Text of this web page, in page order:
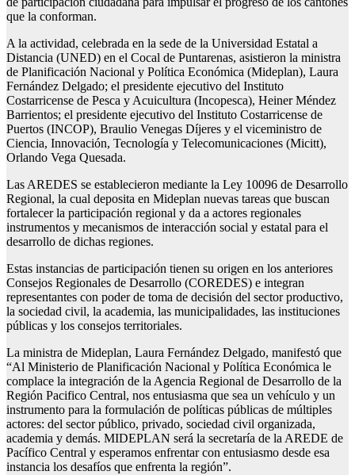
que la conforman.
A la actividad, celebrada en la sede de la Universidad Estatal a
Distancia (UNED) en el Cocal de Puntarenas, asistieron la ministra
de Planificación Nacional y Política Económica (Mideplan), Laura
Fernández Delgado; el presidente ejecutivo del Instituto
Costarricense de Pesca y Acuicultura (Incopesca), Heiner Méndez
Barrientos; el presidente ejecutivo del Instituto Costarricense de
Puertos (INCOP), Braulio Venegas Díjeres y el viceministro de
Ciencia, Innovación, Tecnología y Telecomunicaciones (Micitt),
Orlando Vega Quesada.
Las AREDES se establecieron mediante la Ley 10096 de Desarrollo
Regional, la cual deposita en Mideplan nuevas tareas que buscan
fortalecer la participación regional y da a actores regionales
instrumentos y mecanismos de interacción social y estatal para el
desarrollo de dichas regiones.
Estas instancias de participación tienen su origen en los anteriores
Consejos Regionales de Desarrollo (COREDES) e integran
representantes con poder de toma de decisión del sector productivo,
la sociedad civil, la academia, las municipalidades, las instituciones
públicas y los consejos territoriales.
La ministra de Mideplan, Laura Fernández Delgado, manifestó que
“Al Ministerio de Planificación Nacional y Política Económica le
complace la integración de la Agencia Regional de Desarrollo de la
Región Pacifico Central, nos entusiasma que sea un vehículo y un
instrumento para la formulación de políticas públicas de múltiples
actores: del sector público, privado, sociedad civil organizada,
academia y demás. MIDEPLAN será la secretaría de la AREDE de
Pacífico Central y esperamos enfrentar con entusiasmo desde esa
instancia los desafíos que enfrenta la región”.